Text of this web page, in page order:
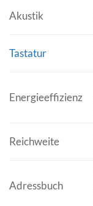
Akustik
Tastatur
Energieeffizienz
Reichweite
Adressbuch